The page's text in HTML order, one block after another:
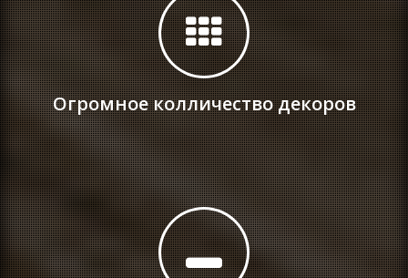
Огромное колличество декоров